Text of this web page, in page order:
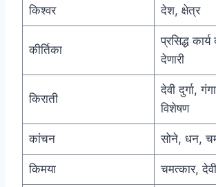
किश्वर देश, क्षेत्र
कीर्तिका
प्रसिद्ध
देणारी
किराती
देवी दुर्गा,
विशेषण
कांचन सोने, धन,
किमया चमत्कार, देवी